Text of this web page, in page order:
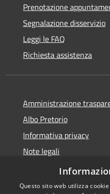
Prenotazione
Segnalazione disservizio
Leggi le FAQ
Richiesta assistenza
Amministrazione
Albo Pretorio
Informativa privacy
Note legali
Dichiarazione di
Questo sito web utilizza